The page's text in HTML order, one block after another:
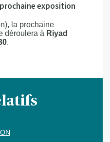
exposition
la prochaine
déroulera à Riyad
.